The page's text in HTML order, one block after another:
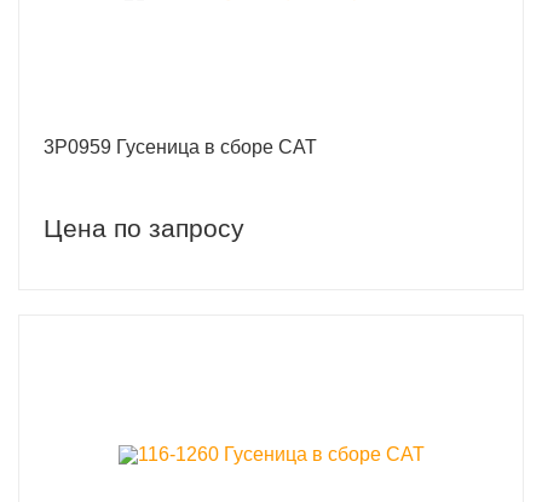
3P0959 Гусеница в сборе CAT
Цена по запросу